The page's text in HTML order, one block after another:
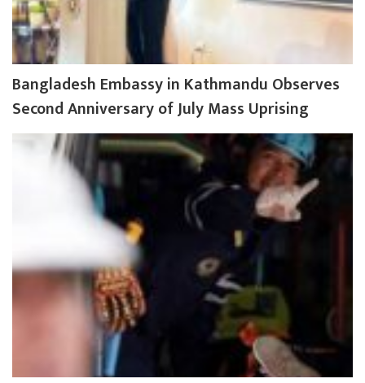
Bangladesh Embassy in Kathmandu Observes
Second Anniversary of July Mass Uprising